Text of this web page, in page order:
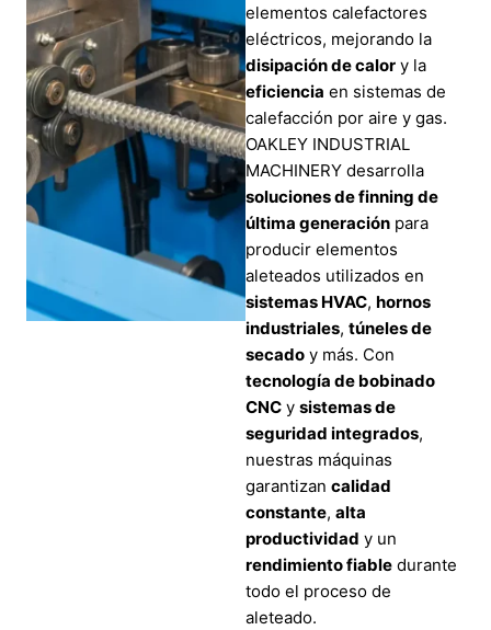
elementos calefactores
eléctricos, mejorando la
disipación de calor y la
eficiencia en sistemas de
calefacción por aire y gas.
OAKLEY INDUSTRIAL
MACHINERY desarrolla
soluciones de finning de
última generación para
producir elementos
aleteados utilizados en
sistemas HVAC, hornos
industriales, túneles de
secado y más. Con
tecnología de bobinado
CNC y sistemas de
seguridad integrados,
nuestras máquinas
garantizan calidad
constante, alta
productividad y un
rendimiento fiable durante
todo el proceso de
aleteado.